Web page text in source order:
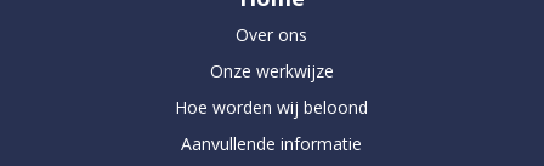
Over ons
Onze werkwijze
Hoe worden wij beloond
Aanvullende informatie